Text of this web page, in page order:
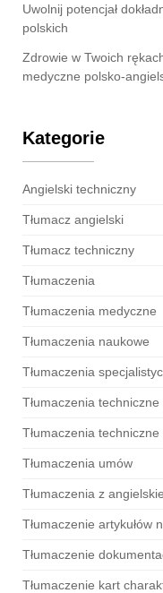
Uwolnij potencjał
polskich
Zdrowie w Twoich
medyczne polsko-
Kategorie
Angielski techniczny
Tłumacz angielski
Tłumacz techniczny
Tłumaczenia
Tłumaczenia medyczne
Tłumaczenia naukowe
Tłumaczenia
Tłumaczenia techniczne
Tłumaczenia
Tłumaczenia umów
Tłumaczenia z
Tłumaczenie artykułów
Tłumaczenie
Tłumaczenie kart